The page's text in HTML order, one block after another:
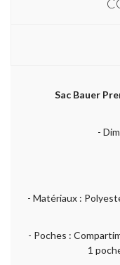
Sac Bauer
-
- Matériaux :
- Poches :
1